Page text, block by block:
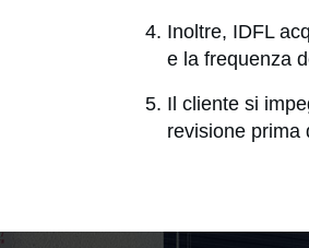
Inoltre, IDFL
e la frequenza
Il cliente si
revisione prima